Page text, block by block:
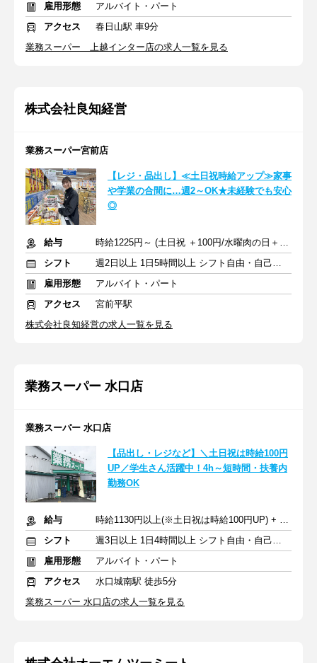
雇用形態
アルバイト・パート
アクセス
春日山駅 車9分
業務スーパー 上越インター店の求人一覧を見る
株式会社良知経営
業務スーパー宮前店
【レジ・品出し】≪土日祝時給アップ≫家事
や学業の合間に…週2～OK★未経験でも安心
◎
給与
時給1225円～ (土日祝 ＋100円/水曜肉の日＋100円)＋交通費支給
シフト
週2日以上 1日5時間以上 シフト自由・自己申告
雇用形態
アルバイト・パート
アクセス
宮前平駅
株式会社良知経営の求人一覧を見る
業務スーパー 水口店
業務スーパー 水口店
【品出し・レジなど】＼土日祝は時給100円
UP／学生さん活躍中！4h～短時間・扶養内
勤務OK
給与
時給1130円以上(※土日祝は時給100円UP) + 交通費支給
シフト
週3日以上 1日4時間以上 シフト自由・自己申告
雇用形態
アルバイト・パート
アクセス
水口城南駅 徒歩5分
業務スーパー 水口店の求人一覧を見る